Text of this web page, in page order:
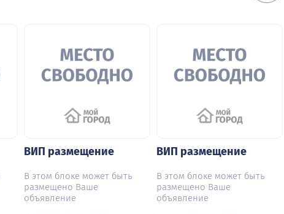
ВИП размещение
В этом блоке может быть
размещено Ваше
объявление
ВИП размещение
В этом блоке может быть
размещено Ваше
объявление